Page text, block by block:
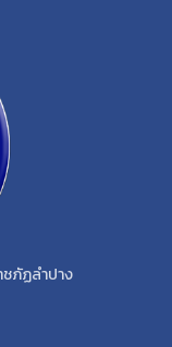
ภัฏลำปาง